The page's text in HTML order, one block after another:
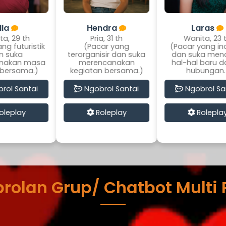
(Pacar yang
terorganisir dan suka
merencanakan
kegiatan bersama.)
Ngobrol Santai
(Pacar yang inovatif
dan suka mencoba
hal-hal baru dalam
hubungan.)
Ngobrol Santai
Grup/ Chatbot Multi